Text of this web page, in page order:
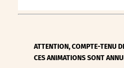
ATTENTION, COMPTE-TENU
CES ANIMATIONS SONT